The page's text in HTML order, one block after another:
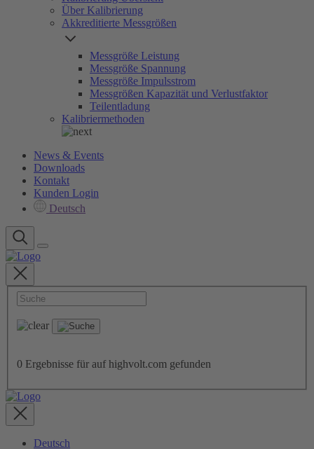
Über Kalibrierung
Akkreditierte Messgrößen
Messgröße Leistung
Messgröße Spannung
Messgröße Impulsstrom
Messgrößen Kapazität und Verlustfaktor
Teilentladung
Kalibriermethoden
News & Events
Downloads
Kontakt
Kunden Login
Deutsch
0 Ergebnisse für auf highvolt.com gefunden
Deutsch